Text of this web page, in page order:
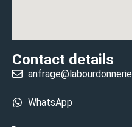
Contact details
WhatsApp